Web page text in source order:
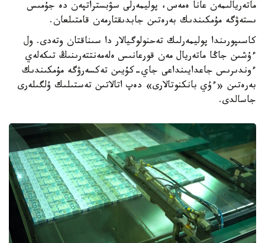
ماتەريالىمەن عانا ەمەس، پوليمەرلى سۋبستراتپەن دە جۇمىس
ىستەۋگە مۇمكىندىك بەرەتىن جابدىقتارمەن قامتىلعان.
كاسىپورىندا پوليمەرلىك تەحنولوگيالار دا سىناقتان وتەدى. ول
ءۇشىن جاڭا ماتەريال مەن قورعانىس ەلەمەنتتەرىنىڭ تىكەلەي
ءوندىرىس جاعدايىنداعى جاي-كۇيىن تەكسەرۋگە مۇمكىندىك
بەرەتىن «ءۇي بانكنوتالارى» دەپ اتالاتىن تەستىلىك ۇلگىلەرى
جاسالدى.